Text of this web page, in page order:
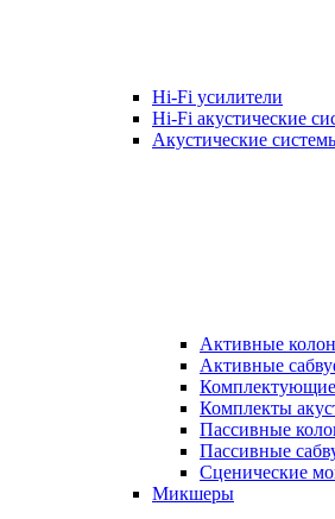
Hi-Fi усилители
Hi-Fi акустические
Акустические
Активные
Активные
Комплекты
Пассивные
Пассивные
Сценические
Микшеры